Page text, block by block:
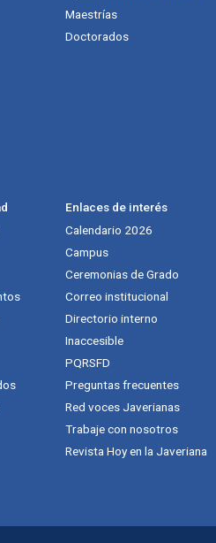
Maestrías
Doctorados
Enlaces de interés
Calendario 2026
Campus
Ceremonias de Grado
Correo institucional
Directorio interno
Inaccesible
PQRSFD
Preguntas frecuentes
Red voces Javerianas
Trabaje con nosotros
Revista Hoy en la Javeriana